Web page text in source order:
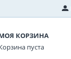
КОРЗИНА
пуста